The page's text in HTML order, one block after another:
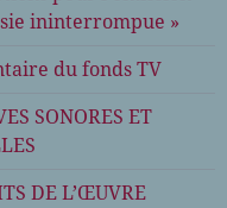
ininterrompue »
du fonds TV
SONORES ET
DE L’ŒUVRE